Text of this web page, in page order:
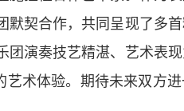
默契合作，共同呈现了多
团演奏技艺精湛、艺术表
术体验。期待未来双方